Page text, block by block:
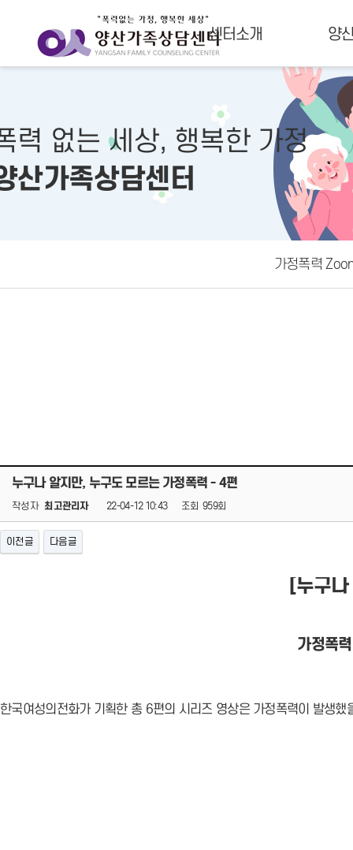
센터소개 양
력 없는 세상, 행복한 가정
산가족상담센터
가정폭력
누구나 알지만, 누구도 모르는 가정폭력 - 4편
작성자 최고관리자 22-04-12 10:43 조회 959회
이전글 다음글
[누구
가정폭
한국여성의전화가 기획한 총 6편의 시리즈 영상은 가정폭력이 발생